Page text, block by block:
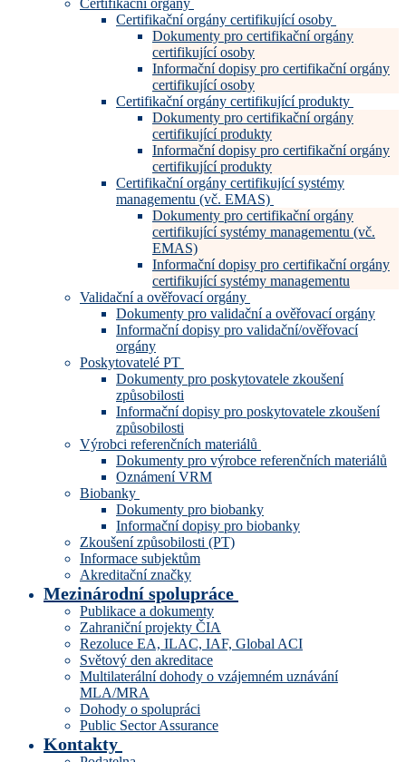
Certifikační orgány certifikující osoby
Dokumenty pro certifikační orgány
certifikující osoby
Informační dopisy pro certifikační orgány
certifikující osoby
Certifikační orgány certifikující produkty
Dokumenty pro certifikační orgány
certifikující produkty
Informační dopisy pro certifikační orgány
certifikující produkty
Certifikační orgány certifikující systémy
managementu (vč. EMAS)
Dokumenty pro certifikační orgány
certifikující systémy managementu (vč.
EMAS)
Informační dopisy pro certifikační orgány
certifikující systémy managementu
Validační a ověřovací orgány
Dokumenty pro validační a ověřovací orgány
Informační dopisy pro validační/ověřovací
orgány
Poskytovatelé PT
Dokumenty pro poskytovatele zkoušení
způsobilosti
Informační dopisy pro poskytovatele zkoušení
způsobilosti
Výrobci referenčních materiálů
Dokumenty pro výrobce referenčních materiálů
Oznámení VRM
Biobanky
Dokumenty pro biobanky
Informační dopisy pro biobanky
Zkoušení způsobilosti (PT)
Informace subjektům
Akreditační značky
Mezinárodní spolupráce
Publikace a dokumenty
Zahraniční projekty ČIA
Rezoluce EA, ILAC, IAF, Global ACI
Světový den akreditace
Multilaterální dohody o vzájemném uznávání
MLA/MRA
Dohody o spolupráci
Public Sector Assurance
Kontakty